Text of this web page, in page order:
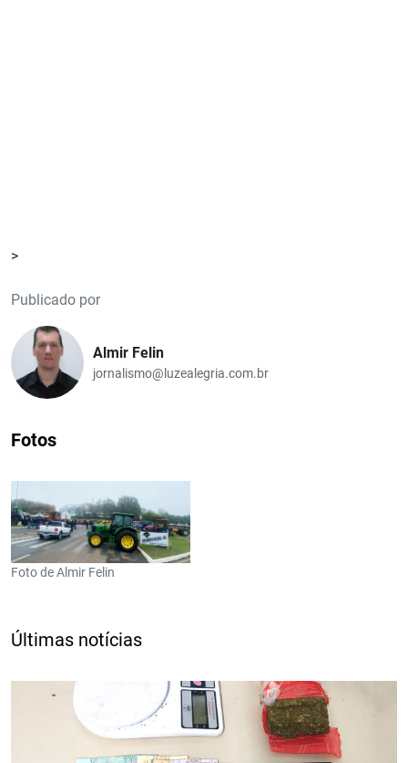
>
Publicado por
Almir Felin
jornalismo@luzealegria.com.br
Fotos
Foto de Almir Felin
Últimas notícias